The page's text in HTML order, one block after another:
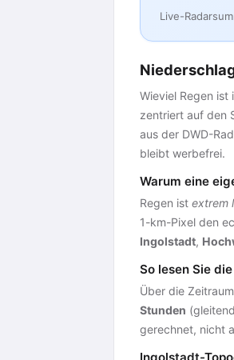
Live-
Wieviel Regen ist
zentriert auf den
aus der DWD-
bleibt werbefrei.
Warum eine
Regen ist extrem
1-km-Pixel den
Ingolstadt,
So lesen Sie
Über die
Stunden
gerechnet, nicht